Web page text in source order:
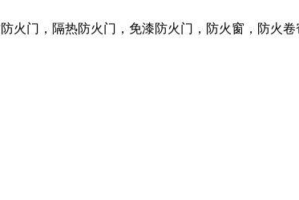
火门，隔热防火门，免漆防火门，防火窗，防火